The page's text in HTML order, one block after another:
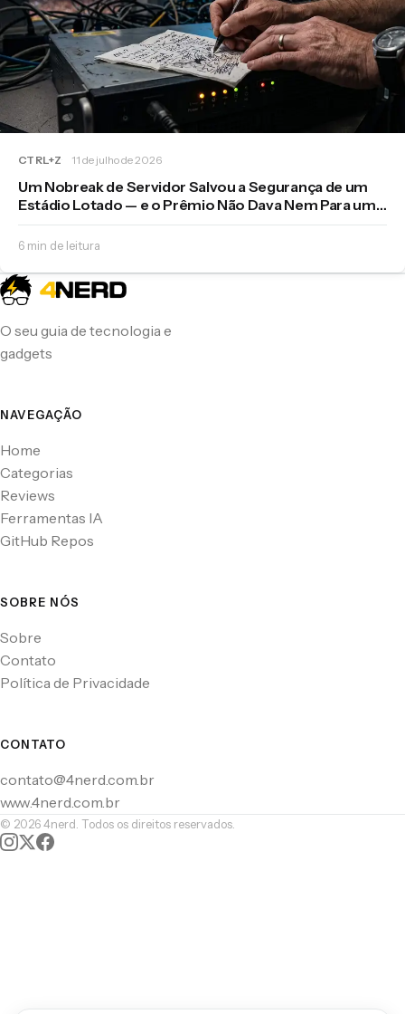
CTRL+Z 11 de julho de 2026
Um Nobreak de Servidor Salvou a Segurança de um
Estádio Lotado — e o Prêmio Não Dava Nem Para uma
Camisa
6 min de leitura
O seu guia de tecnologia e
gadgets
NAVEGAÇÃO
Home
Categorias
Reviews
Ferramentas IA
GitHub Repos
SOBRE NÓS
Sobre
Contato
Política de Privacidade
CONTATO
contato@4nerd.com.br
www.4nerd.com.br
© 2026 4nerd. Todos os direitos reservados.